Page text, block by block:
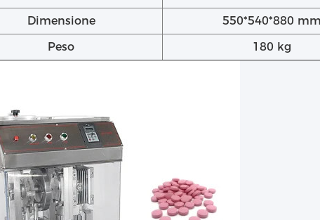
Dimensione
550*540*880
Peso
180 kg